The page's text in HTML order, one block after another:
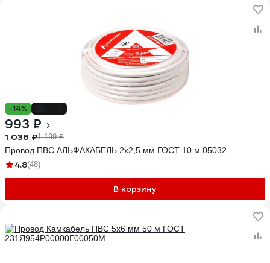
-14%
993 ₽
1 036 ₽1 199 ₽
Провод ПВС АЛЬФАКАБЕЛЬ 2х2,5 мм ГОСТ 10 м 05032
4.8(48)
В корзину